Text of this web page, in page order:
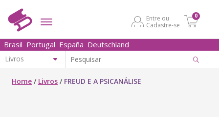
Entre ou
Cadastre-se
0
Brasil Portugal España Deutschland
Home / Livros / FREUD E A PSICANÁLISE